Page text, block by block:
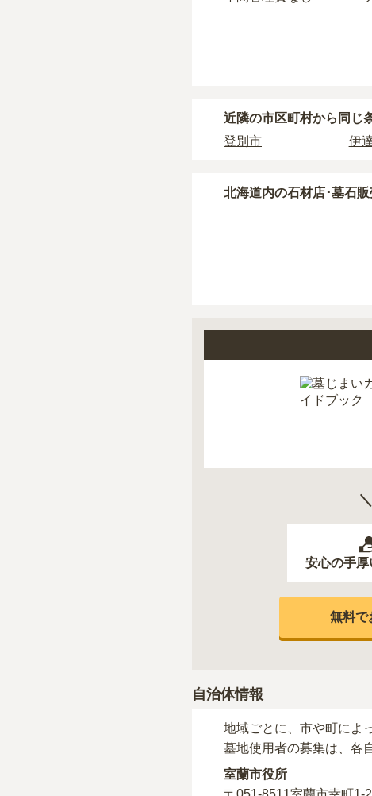
現地への見学が難しい
契約条件の詳細は、各霊
近隣の市区町村から 同じ
登別市
伊
北海道内の石材店･墓石
安心の手厚
無料で
自治体情報
地域ごとに、市や町によ
墓地使用者の募集は、各
室蘭市役所